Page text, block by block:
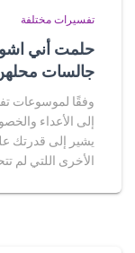
تفسيرات مختلفة
حلمت أني اشوف
جالسات
وفقًا لموسوعات
إلى الأعداء
يشير إلى قدرتك
الأخرى اللتي لم